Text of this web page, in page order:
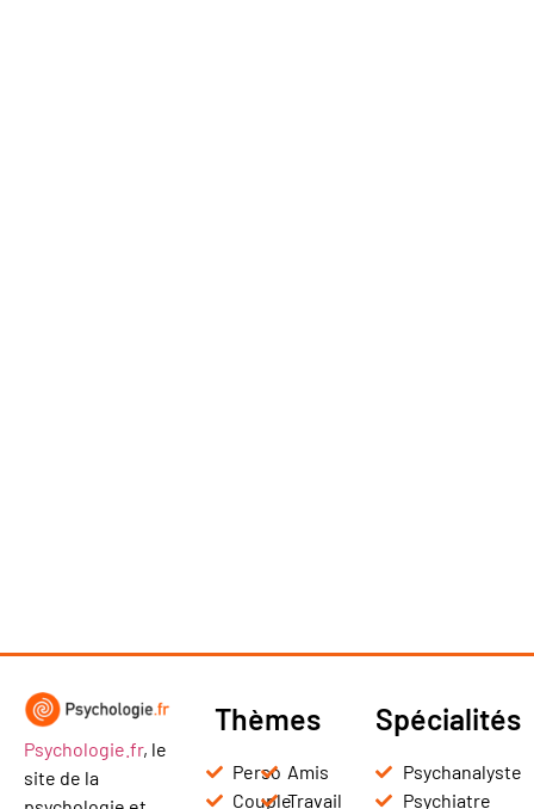
Psychologie.fr, le
site de la
Thèmes
Perso
Couple
Amis
Travail
Spécialités
Psychanalyste
Psychiatre